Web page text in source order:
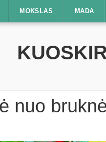
MOKSLAS MADA
nuo